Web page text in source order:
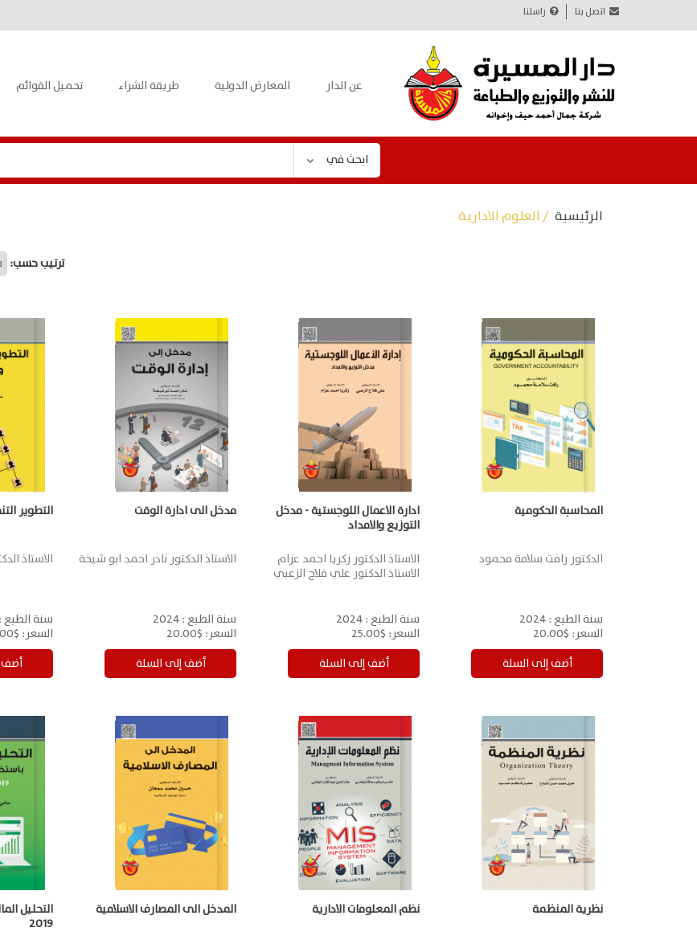
اتصل بنا راسلنا
عن الدار المعارض الدولية طريقة الشراء تحميل القوائم
ابحث في
الرئيسية / العلوم الادارية
ترتيب حسب:
المحاسبة الحكومية
الدكتور رافت سلامة محمود
سنة الطبع :2024
السعر: $20.00
ادارة الاعمال اللوجستية - مدخل
التوزيع والامداد
الاستاذ الدكتور زكريا احمد عزام
الاستاذ الدكتور علي فلاح الزعبي
سنة الطبع :2024
السعر: $25.00
مدخل الى ادارة الوقت
الاستاذ الدكتور نادر احمد ابو شيخة
سنة الطبع :2024
السعر: $20.00
التطوير
الاستاذ
سنة الطبع :
السعر: $25.00
نظرية المنظمة نظم المعلومات الادارية المدخل الى المصارف الاسلامية
التحليل
2019